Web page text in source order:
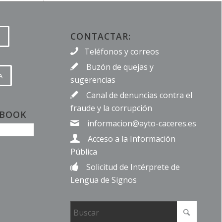
CONTACTAR:
Teléfonos y correos
Buzón de quejas y
sugerencias
Canal de denuncias contra el
fraude y la corrupción
informacion@ayto-caceres.es
Acceso a la Información
Pública
Solicitud de Intérprete de
Lengua de Signos